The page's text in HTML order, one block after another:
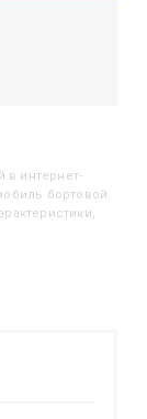
в интернет-
бортовой